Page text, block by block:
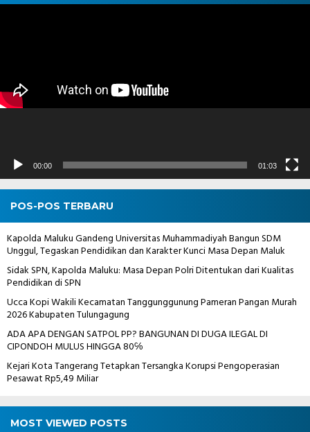
Pemutar
00:00 01:03
POS-POS TERBARU
Kapolda Maluku Gandeng Universitas Muhammadiyah Bangun SDM
Unggul, Tegaskan Pendidikan dan Karakter Kunci Masa Depan Maluk
Sidak SPN, Kapolda Maluku: Masa Depan Polri Ditentukan dari Kualitas
Pendidikan di SPN
Ucca Kopi Wakili Kecamatan Tanggunggunung Pameran Pangan Murah
2026 Kabupaten Tulungagung
ADA APA DENGAN SATPOL PP? BANGUNAN DI DUGA ILEGAL DI
CIPONDOH MULUS HINGGA 80℅
Kejari Kota Tangerang Tetapkan Tersangka Korupsi Pengoperasian
Pesawat Rp5,49 Miliar
MOST VIEWED POSTS